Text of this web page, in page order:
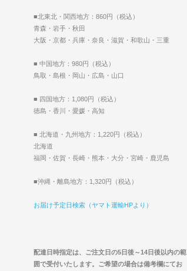
■北東北・関西地方：860円（税込）
青森・岩手・秋田
大阪・京都・兵庫・奈良・滋賀・和歌山・三重
■ 中国地方：980円（税込）
鳥取・島根・岡山・広島・山口
■ 四国地方：1,080円（税込）
徳島・香川・愛媛・高知
■ 北海道・九州地方：1,220円（税込）
北海道
福岡・佐賀・長崎・熊本・大分・宮崎・鹿児島
■沖縄・離島地方：1,320円（税込）
お届け予定日検索（ヤマト運輸HPより）
配達日時指定は、ご注文日の5日後～14日後以内の範
囲で受付いたします。ご希望の場合は備考欄にてお